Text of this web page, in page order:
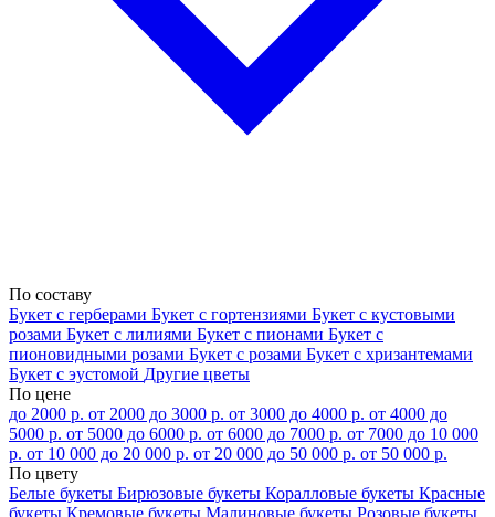
По составу
Букет с герберами Букет с гортензиями Букет с кустовыми
розами Букет с лилиями Букет с пионами Букет с
пионовидными розами Букет с розами Букет с хризантемами
Букет с эустомой Другие цветы
По цене
до 2000 р. от 2000 до 3000 р. от 3000 до 4000 р. от 4000 до
5000 р. от 5000 до 6000 р. от 6000 до 7000 р. от 7000 до 10 000
р. от 10 000 до 20 000 р. от 20 000 до 50 000 р. от 50 000 р.
По цвету
Белые букеты Бирюзовые букеты Коралловые букеты Красные
букеты Кремовые букеты Малиновые букеты Розовые букеты